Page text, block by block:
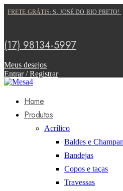
FRETE GRÁTIS:S. JOSÉ DO RIO PRETO!
(17) 98134-5997
Meus desejos
Entrar / Registrar
Home
Produtos
Acrílico
Baldes e
Bandejas
Copos e taças
Travessas